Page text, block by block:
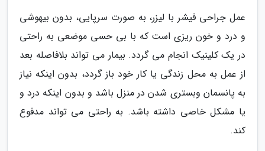
عمل جراحی فیشر با لیزر، به صورت سرپایی، بدون بیهوشی
و درد و خون ریزی است که با بی حسی موضعی به راحتی
در یک کلینیک انجام می گردد. بیمار می تواند بلافاصله بعد
از عمل به محل زندگی یا کار خود باز گردد، بدون اینکه نیاز
به پانسمان وبستری شدن در منزل باشد و بدون اینکه درد و
یا مشکل خاصی داشته باشد. به راحتی می تواند مدفوع
کند.